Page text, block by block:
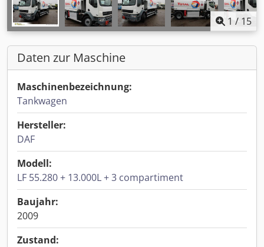
1 / 15
Daten zur Maschine
Maschinenbezeichnung:
Tankwagen
Hersteller:
DAF
Modell:
LF 55.280 + 13.000L + 3 compartiment
Baujahr:
2009
Zustand: